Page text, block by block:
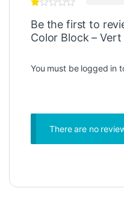
Be the first to
Color Block – Vert
You must be logged in
There are no